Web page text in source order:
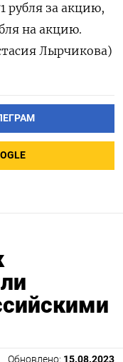
рубля за акцию,
на акцию.
Лырчикова)